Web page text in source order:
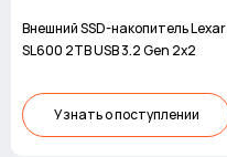
Внешний SSD-накопитель Lexar
SL600 2TB USB 3.2 Gen 2x2
Узнать о поступлении